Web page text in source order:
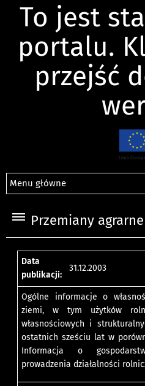
To jest
portalu.
przejść
Menu główne
Przemiany agrarne
Data
publikacji:
31.12.2003
Ogólne informacje o
ziemi, w tym użytków
własnościowych i
ostatnich sześciu lat w
Informacja o
prowadzenia działalności